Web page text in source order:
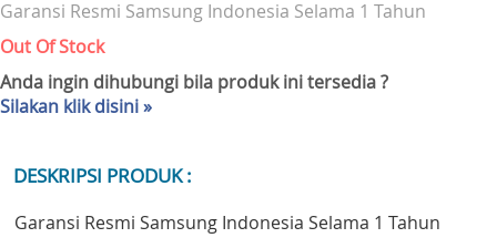
Garansi Resmi Samsung Indonesia Selama 1 Tahun
Out Of Stock
Anda ingin dihubungi bila produk ini tersedia ?
Silakan klik disini »
DESKRIPSI PRODUK :
Garansi Resmi Samsung Indonesia Selama 1 Tahun